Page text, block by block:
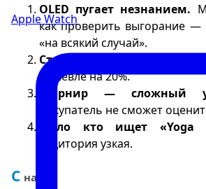
Apple Watch
OLED пугает незнанием.
как проверить выгорание
«на всякий случай».
Стилус теряется.
Без
дешевле на 20%.
Шарнир — сложный
покупатель не сможет
Мало кто ищет
Аудитория узкая.
С нами: